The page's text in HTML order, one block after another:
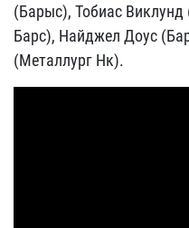
(Барыс), Тобиас
Барс), Найджел Доус
(Металлург Нк).